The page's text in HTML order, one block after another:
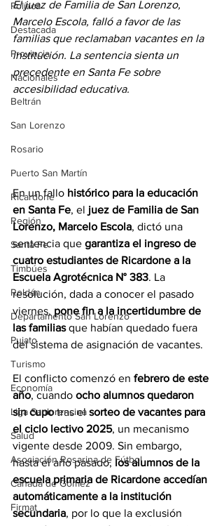
Política
Destacada
Provincia
Nacionales
Beltrán
San Lorenzo
Rosario
Puerto San Martín
Ricardone
Región
Santa Fe
Timbúes
Roldán
Departamento San Lorenzo
Pujato
Turismo
Economía
Liga Sanlorencina
Salud
Asociación Rosarina de Fútbol
Cañada de Gómez
Firmat
El juez de Familia de San Lorenzo,
Marcelo Escola, falló a favor de las
familias que reclamaban vacantes en la
institución. La sentencia sienta un
precedente en Santa Fe sobre
accesibilidad educativa.
En un fallo histórico para la educación
en Santa Fe, el juez de Familia de San
Lorenzo, Marcelo Escola, dictó una
sentencia que garantiza el ingreso de
cuatro estudiantes de Ricardone a la
Escuela Agrotécnica N° 383. La
resolución, dada a conocer el pasado
viernes, pone fin a la incertidumbre de
las familias que habían quedado fuera
del sistema de asignación de vacantes.
El conflicto comenzó en febrero de este
año, cuando ocho alumnos quedaron
sin cupo tras el sorteo de vacantes para
el ciclo lectivo 2025, un mecanismo
vigente desde 2009. Sin embargo,
hasta el año pasado, los alumnos de la
escuela primaria de Ricardone accedían
automáticamente a la institución
secundaria, por lo que la exclusión